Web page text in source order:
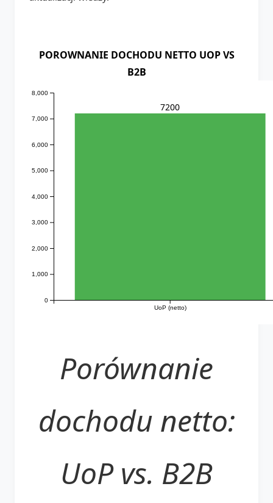
POROWNANIE DOCHODU NETTO UOP VS
B2B
UoP (netto)
0
1,000
2,000
3,000
4,000
5,000
6,000
7,000
8,000
7200
Porównanie
dochodu netto:
UoP vs. B2B